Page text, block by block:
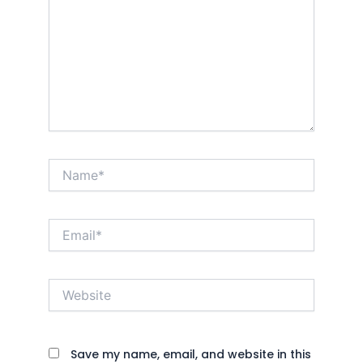
Name*
Email*
Website
Save my name, email, and website in this